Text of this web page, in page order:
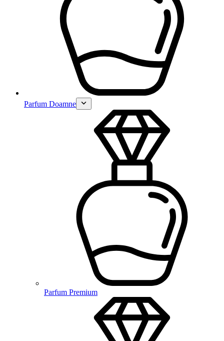
Parfum Doamne
Parfum Premium